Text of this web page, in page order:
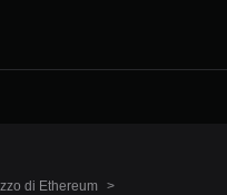
di Ethereum >